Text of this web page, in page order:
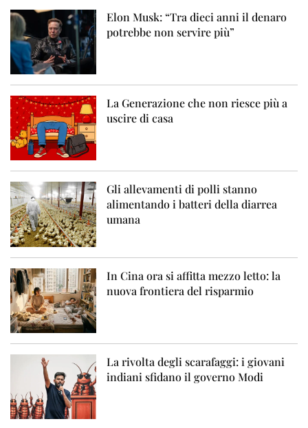
Elon Musk: “Tra dieci anni il denaro
potrebbe non servire più”
La Generazione che non riesce più a
uscire di casa
Gli allevamenti di polli stanno
alimentando i batteri della diarrea
umana
In Cina ora si affitta mezzo letto: la
nuova frontiera del risparmio
La rivolta degli scarafaggi: i giovani
indiani sfidano il governo Modi